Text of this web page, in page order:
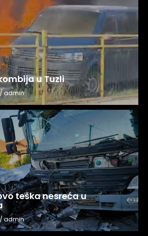
u Tuzli
admin
teška nesreća u
admin